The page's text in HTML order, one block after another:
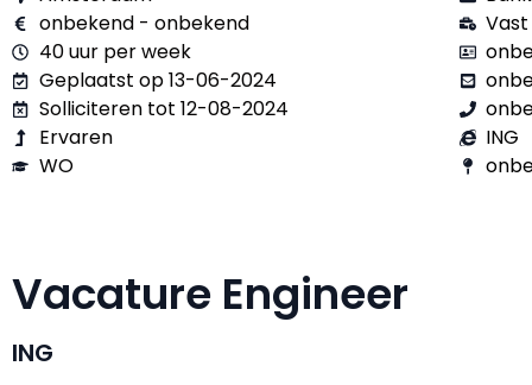
onbekend - onbekend
40 uur per week
Geplaatst op 13-06-2024
Solliciteren tot 12-08-2024
Ervaren
WO
Vast
ING
Vacature Engineer
ING